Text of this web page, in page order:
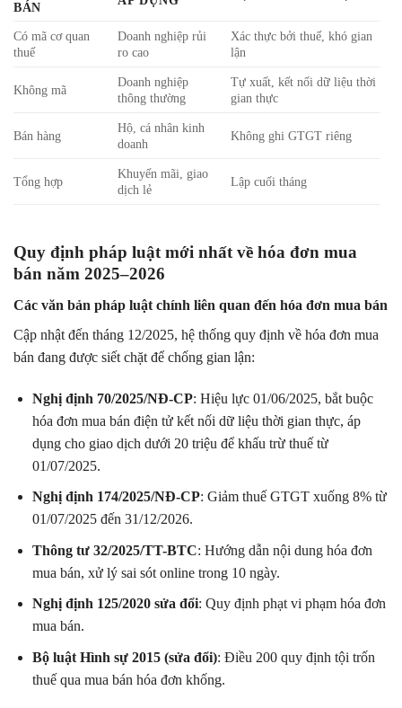
BÁN
Có mã cơ quan
thuế
Doanh nghiệp rủi
ro cao
Xác thực bởi thuế, khó gian
lận
Không mã
Doanh nghiệp
thông thường
Tự xuất, kết nối dữ liệu thời
gian thực
Bán hàng
Hộ, cá nhân kinh
doanh
Không ghi GTGT riêng
Tổng hợp
Khuyến mãi, giao
dịch lẻ
Lập cuối tháng
Quy định pháp luật mới nhất về hóa đơn mua
bán năm 2025–2026
Các văn bản pháp luật chính liên quan đến hóa đơn mua bán
Cập nhật đến tháng 12/2025, hệ thống quy định về hóa đơn mua
bán đang được siết chặt để chống gian lận:
Nghị định 70/2025/NĐ-CP: Hiệu lực 01/06/2025, bắt buộc
hóa đơn mua bán điện tử kết nối dữ liệu thời gian thực, áp
dụng cho giao dịch dưới 20 triệu để khấu trừ thuế từ
01/07/2025.
Nghị định 174/2025/NĐ-CP: Giảm thuế GTGT xuống 8% từ
01/07/2025 đến 31/12/2026.
Thông tư 32/2025/TT-BTC: Hướng dẫn nội dung hóa đơn
mua bán, xử lý sai sót online trong 10 ngày.
Nghị định 125/2020 sửa đổi: Quy định phạt vi phạm hóa đơn
mua bán.
Bộ luật Hình sự 2015 (sửa đổi): Điều 200 quy định tội trốn
thuế qua mua bán hóa đơn khống.